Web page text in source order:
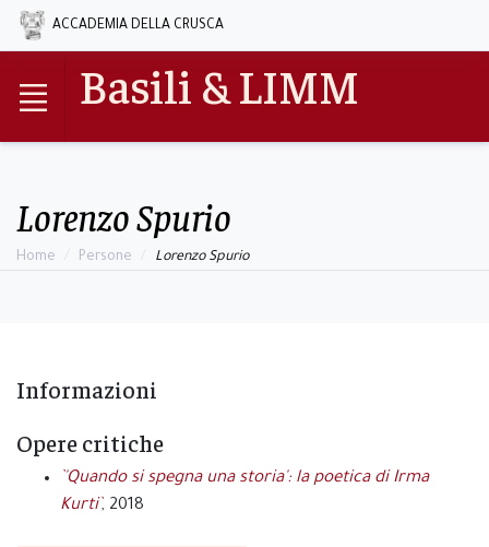
ACCADEMIA DELLA CRUSCA
Basili & LIMM
Lorenzo Spurio
Home Persone Lorenzo Spurio
Informazioni
Opere critiche
`'Quando si spegna una storia': la poetica di Irma
Kurti`, 2018